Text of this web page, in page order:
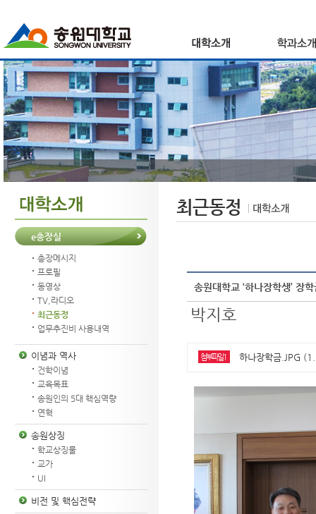
e총장실
총장메시지
프로필
동영상
TV,라디오
최근동정
업무추진비 사용내역
이념과 역사
건학이념
교육목표
송원인의 5대 핵심역량
연혁
송원상징
학교상징물
교가
UI
비전 및 핵심전략
최근동정
송원대학교 ‘하나장학생’ 장
박지호
첨부파일1 하나장학금.JPG